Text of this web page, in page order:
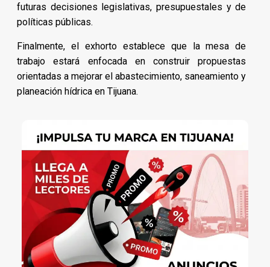
futuras decisiones legislativas, presupuestales y de
políticas públicas.
Finalmente, el exhorto establece que la mesa de
trabajo estará enfocada en construir propuestas
orientadas a mejorar el abastecimiento, saneamiento y
planeación hídrica en Tijuana.